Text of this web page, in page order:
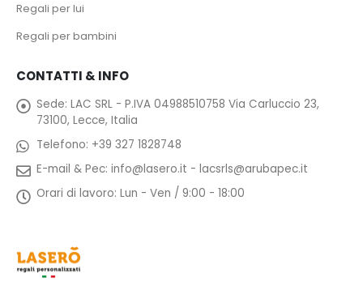
Regali per lui
Regali per bambini
CONTATTI & INFO
Sede: LAC SRL - P.IVA 04988510758 Via Carluccio 23,
73100, Lecce, Italia
Telefono: +39 327 1828748
E-mail & Pec: info@lasero.it - lacsrls@arubapec.it
Orari di lavoro: Lun - Ven / 9:00 - 18:00